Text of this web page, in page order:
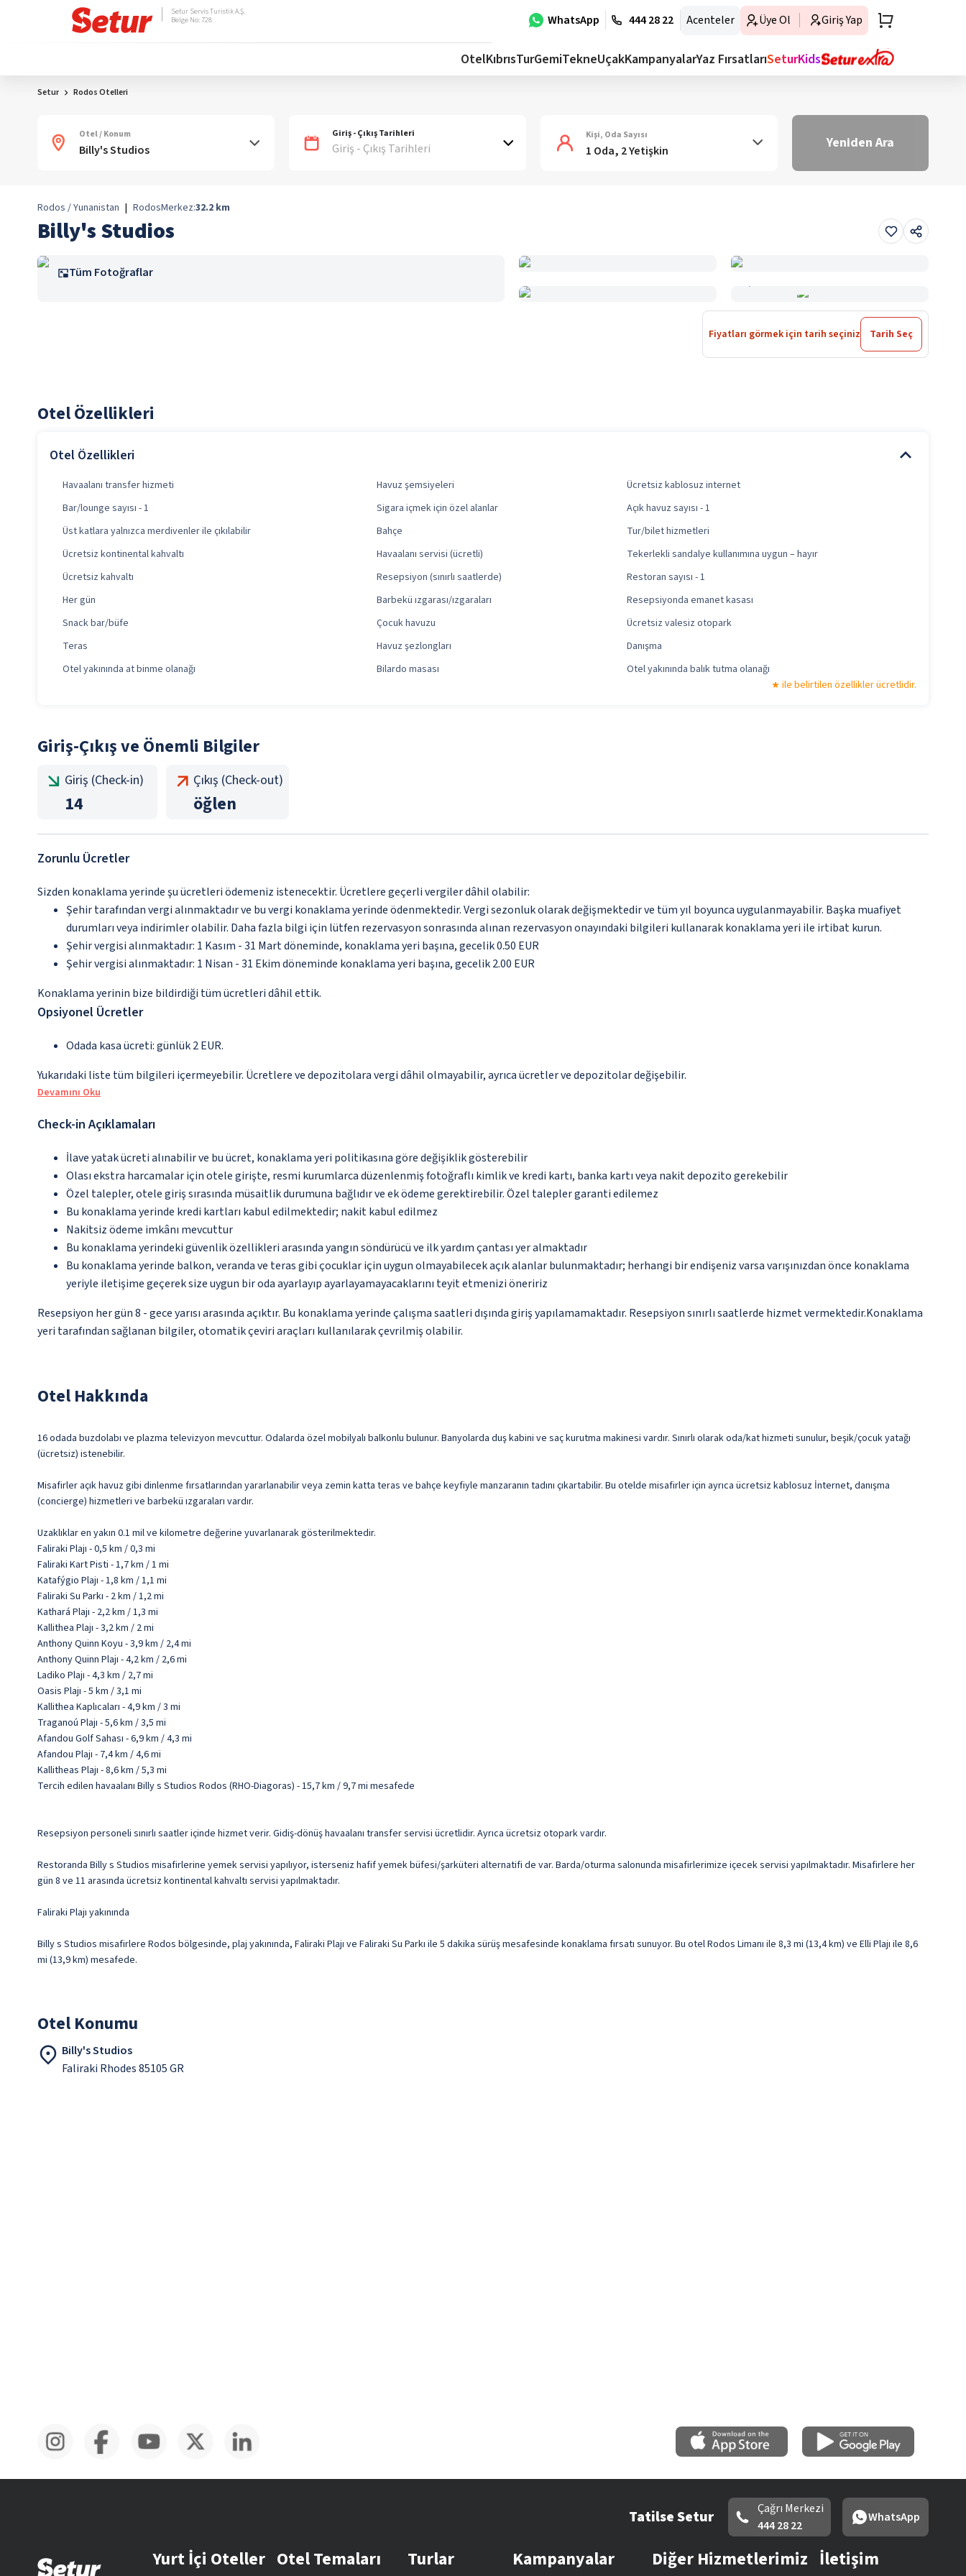
WhatsApp 444 28 22 Acenteler Üye Ol Giriş Yap
Setur Servis Turistik A.Ş.
Belge No: 728
OtelKıbrısTurGemiTekneUçakKampanyalarYaz FırsatlarıSeturKids
Setur Rodos Otelleri
Otel / Konum Giriş - Çıkış Tarihleri
Giriş - Çıkış Tarihleri
Kişi, Oda Sayısı
1 Oda, 2 Yetişkin Yeniden Ara
Rodos / Yunanistan | RodosMerkez:32.2 km
Billy's Studios
Tüm Fotoğraflar
Fiyatları görmek için tarih seçiniz Tarih Seç
Otel Özellikleri
Otel Özellikleri
Havaalanı transfer hizmeti Havuz şemsiyeleri
Ücretsiz kablosuz internet
Bar/lounge sayısı - 1
Sigara içmek için özel alanlar
Açık havuz sayısı - 1
Üst katlara yalnızca merdivenler ile çıkılabilir
Bahçe
Tur/bilet hizmetleri
Ücretsiz kontinental kahvaltı
Havaalanı servisi (ücretli)
Tekerlekli sandalye kullanımına uygun – hayır
Ücretsiz kahvaltı
Resepsiyon (sınırlı saatlerde)
Restoran sayısı - 1
Her gün
Barbekü ızgarası/ızgaraları
Resepsiyonda emanet kasası
Snack bar/büfe
Çocuk havuzu
Ücretsiz valesiz otopark
Teras
Havuz şezlongları
Danışma
Otel yakınında at binme olanağı
Bilardo masası
Otel yakınında balık tutma olanağı
ile belirtilen özellikler ücretlidir.
Giriş-Çıkış ve Önemli Bilgiler
Giriş (Check-in)
14
Çıkış (Check-out)
öğlen
Zorunlu Ücretler
Sizden konaklama yerinde şu ücretleri ödemeniz istenecektir. Ücretlere geçerli vergiler dâhil olabilir:
Şehir tarafından vergi alınmaktadır ve bu vergi konaklama yerinde ödenmektedir. Vergi sezonluk olarak değişmektedir ve tüm yıl boyunca uygulanmayabilir. Başka muafiyet
durumları veya indirimler olabilir. Daha fazla bilgi için lütfen rezervasyon sonrasında alınan rezervasyon onayındaki bilgileri kullanarak konaklama yeri ile irtibat kurun.
Şehir vergisi alınmaktadır: 1 Kasım - 31 Mart döneminde, konaklama yeri başına, gecelik 0.50 EUR
Şehir vergisi alınmaktadır: 1 Nisan - 31 Ekim döneminde konaklama yeri başına, gecelik 2.00 EUR
Konaklama yerinin bize bildirdiği tüm ücretleri dâhil ettik.
Opsiyonel Ücretler
Odada kasa ücreti: günlük 2 EUR.
Yukarıdaki liste tüm bilgileri içermeyebilir. Ücretlere ve depozitolara vergi dâhil olmayabilir, ayrıca ücretler ve depozitolar değişebilir.
Devamını Oku
Check-in Açıklamaları
İlave yatak ücreti alınabilir ve bu ücret, konaklama yeri politikasına göre değişiklik gösterebilir
Olası ekstra harcamalar için otele girişte, resmi kurumlarca düzenlenmiş fotoğraflı kimlik ve kredi kartı, banka kartı veya nakit depozito gerekebilir
Özel talepler, otele giriş sırasında müsaitlik durumuna bağlıdır ve ek ödeme gerektirebilir. Özel talepler garanti edilemez
Bu konaklama yerinde kredi kartları kabul edilmektedir; nakit kabul edilmez
Nakitsiz ödeme imkânı mevcuttur
Bu konaklama yerindeki güvenlik özellikleri arasında yangın söndürücü ve ilk yardım çantası yer almaktadır
Bu konaklama yerinde balkon, veranda ve teras gibi çocuklar için uygun olmayabilecek açık alanlar bulunmaktadır; herhangi bir endişeniz varsa varışınızdan önce konaklama
yeriyle iletişime geçerek size uygun bir oda ayarlayıp ayarlayamayacaklarını teyit etmenizi öneririz
Resepsiyon her gün 8 - gece yarısı arasında açıktır. Bu konaklama yerinde çalışma saatleri dışında giriş yapılamamaktadır. Resepsiyon sınırlı saatlerde hizmet vermektedir.Konaklama
yeri tarafından sağlanan bilgiler, otomatik çeviri araçları kullanılarak çevrilmiş olabilir.
Otel Hakkında
16 odada buzdolabı ve plazma televizyon mevcuttur. Odalarda özel mobilyalı balkonlu bulunur. Banyolarda duş kabini ve saç kurutma makinesi vardır. Sınırlı olarak oda/kat hizmeti sunulur, beşik/çocuk yatağı
(ücretsiz) istenebilir.
Misafirler açık havuz gibi dinlenme fırsatlarından yararlanabilir veya zemin katta teras ve bahçe keyfiyle manzaranın tadını çıkartabilir. Bu otelde misafirler için ayrıca ücretsiz kablosuz İnternet, danışma
(concierge) hizmetleri ve barbekü ızgaraları vardır.
Uzaklıklar en yakın 0.1 mil ve kilometre değerine yuvarlanarak gösterilmektedir.
Faliraki Plajı - 0,5 km / 0,3 mi
Faliraki Kart Pisti - 1,7 km / 1 mi
Katafýgio Plajı - 1,8 km / 1,1 mi
Faliraki Su Parkı - 2 km / 1,2 mi
Kathará Plajı - 2,2 km / 1,3 mi
Kallithea Plajı - 3,2 km / 2 mi
Anthony Quinn Koyu - 3,9 km / 2,4 mi
Anthony Quinn Plajı - 4,2 km / 2,6 mi
Ladiko Plajı - 4,3 km / 2,7 mi
Oasis Plajı - 5 km / 3,1 mi
Kallithea Kaplıcaları - 4,9 km / 3 mi
Traganoú Plajı - 5,6 km / 3,5 mi
Afandou Golf Sahası - 6,9 km / 4,3 mi
Afandou Plajı - 7,4 km / 4,6 mi
Kallitheas Plajı - 8,6 km / 5,3 mi
Tercih edilen havaalanı Billy s Studios Rodos (RHO-Diagoras) - 15,7 km / 9,7 mi mesafede
Resepsiyon personeli sınırlı saatler içinde hizmet verir. Gidiş-dönüş havaalanı transfer servisi ücretlidir. Ayrıca ücretsiz otopark vardır.
Restoranda Billy s Studios misafirlerine yemek servisi yapılıyor, isterseniz hafif yemek büfesi/şarküteri alternatifi de var. Barda/oturma salonunda misafirlerimize içecek servisi yapılmaktadır. Misafirlere her
gün 8 ve 11 arasında ücretsiz kontinental kahvaltı servisi yapılmaktadır.
Faliraki Plajı yakınında
Billy s Studios misafirlere Rodos bölgesinde, plaj yakınında, Faliraki Plajı ve Faliraki Su Parkı ile 5 dakika sürüş mesafesinde konaklama fırsatı sunuyor. Bu otel Rodos Limanı ile 8,3 mi (13,4 km) ve Elli Plajı ile 8,6
mi (13,9 km) mesafede.
Otel Konumu
Billy's Studios
Faliraki Rhodes 85105 GR
Tatilse Setur
Çağrı Merkezi
444 28 22
WhatsApp
Yurt İçi Oteller Otel Temaları Turlar Kampanyalar Diğer Hizmetlerimiz İletişim